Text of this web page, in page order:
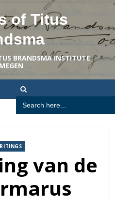
of Titus
BRANDSMA INSTITUTE
Search
for:
van de